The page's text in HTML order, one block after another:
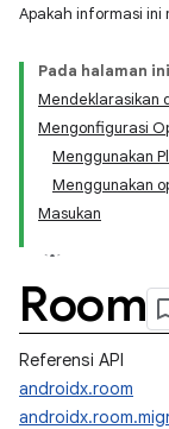
Apakah informasi ini
Pada halaman ini
Mendeklarasikan
Mengonfigurasi
Menggunakan
Menggunakan
Masukan
Room
Referensi API
androidx.room